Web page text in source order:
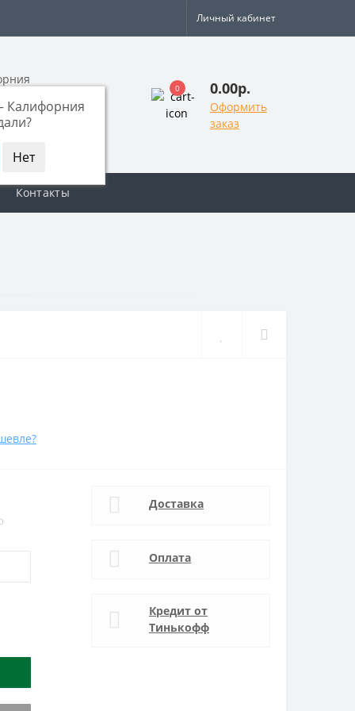
Личный кабинет
Калифорния
17-38
0 0.00р.
Оформить
заказ
Контакты
Доставка
Оплата
Кредит от
Тинькофф